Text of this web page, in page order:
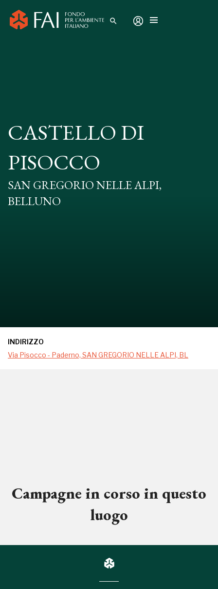
search
CASTELLO DI
PISOCCO
SAN GREGORIO NELLE ALPI,
BELLUNO
INDIRIZZO
Via Pisocco - Paderno, SAN GREGORIO NELLE ALPI, BL
Campagne in corso in questo
luogo